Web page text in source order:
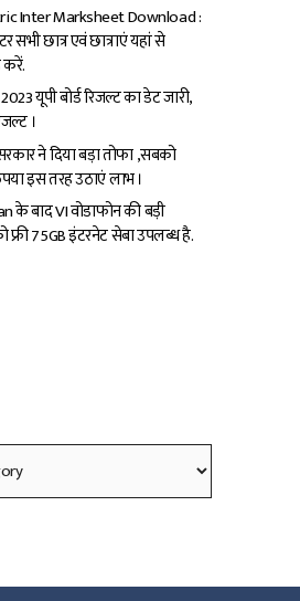
Inter Marksheet Download :
सभी छात्र एवं छात्राएं यहां से
करें.
यूपी बोर्ड रिजल्ट का डेट जारी,
।
ने दिया बड़ा तोफा ,सबको
इस तरह उठाएं लाभ ।
के बाद VI वोडाफोन की बड़ी
फ्री 75GB इंटरनेट सेबा उपलब्ध है.